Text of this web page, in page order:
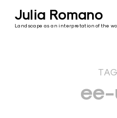
contentJulia Romano
Landscape as an interpretation of the